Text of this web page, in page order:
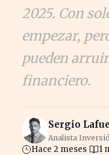
2025. Con
empezar,
pueden
financiero.
Sergio
Analista
Hace 2 meses 1